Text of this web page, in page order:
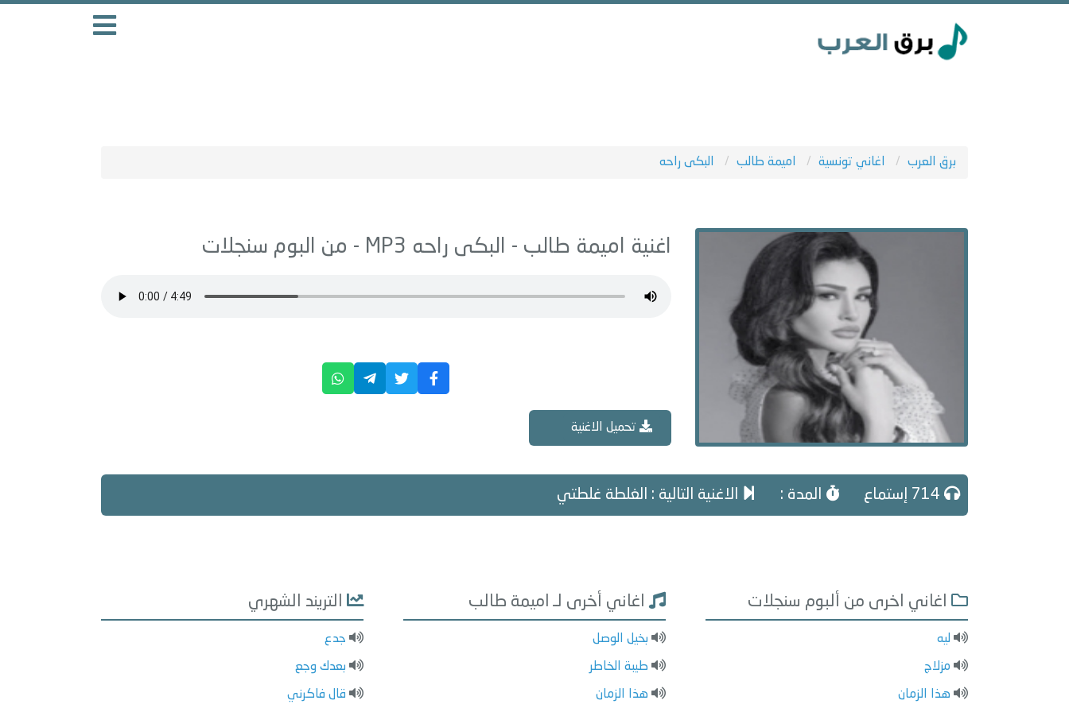
برق العرب اغاني تونسية اميمة طالب البكى راحه
اغنية اميمة طالب - البكى راحه سنجلات
تحميل الاغنية
المدة : الاغنية التالية : الغلطة غلطتي
اغاني اخرى من ألبوم سنجلات
ليه
مزلاج
هذا الزمان
اغاني أخرى لـ اميمة طالب
بخيل الوصل
طيبة الخاطر
هذا الزمان
التريند الشهري
جدع
بعدك وجع
قال فاكرني